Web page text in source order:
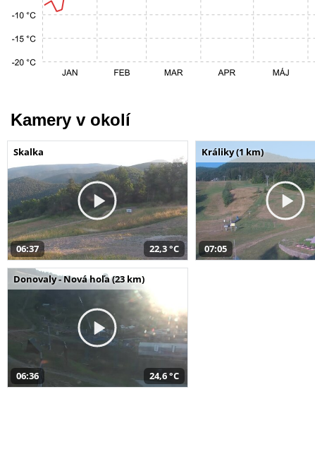
Kamery v okolí
Skalka
06:37 22,3 °C
Králiky (1 km)
07:05
Donovaly - Nová hoľa (23 km)
06:36 24,6 °C